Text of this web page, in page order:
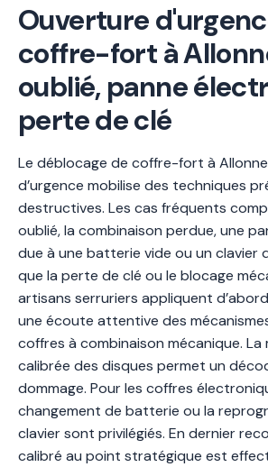
Ouverture
coffre-fort à
oublié, panne
perte de clé
Le déblocage de coffre-fort à
d’urgence mobilise des techniques
destructives. Les cas fréquents
oublié, la combinaison perdue, une
due à une batterie vide ou un clavier
que la perte de clé ou le blocage
artisans serruriers appliquent
une écoute attentive des
coffres à combinaison mécanique. La
calibrée des disques permet un
dommage. Pour les coffres
changement de batterie ou la
clavier sont privilégiés. En dernier
calibré au point stratégique est